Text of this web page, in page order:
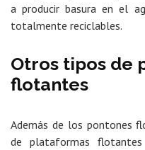
a producir basura en el
totalmente reciclables.
Otros tipos de
flotantes
Además de los pontones
de plataformas